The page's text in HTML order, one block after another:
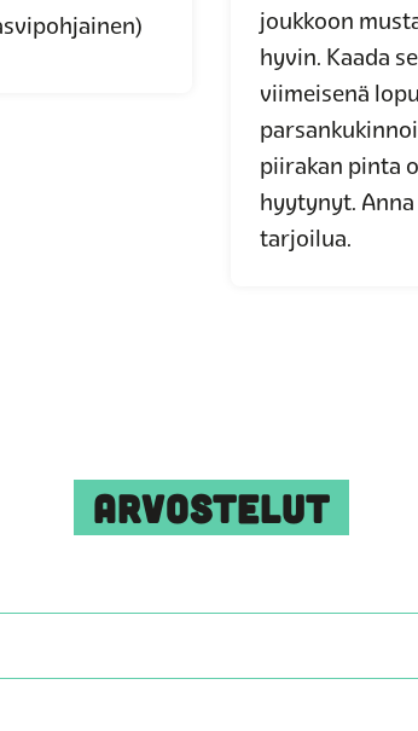
joukkoon
hyvin. Kaada
viimeisenä
piirakan pinta
hyytynyt.
tarjoilua.
ARVOSTELUT